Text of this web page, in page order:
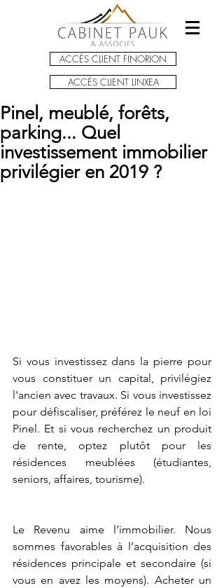
ACCÈS CLIENT FINORION
ACCÈS CLIENT LINXEA
Pinel, meublé, forêts,
parking... Quel
investissement immobilier
privilégier en 2019 ?
Si vous investissez dans la pierre pour
vous constituer un capital, privilégiez
l'ancien avec travaux. Si vous investissez
pour défiscaliser, préférez le neuf en loi
Pinel. Et si vous recherchez un produit
de rente, optez plutôt pour les
résidences meublées (étudiantes,
seniors, affaires, tourisme).
Le Revenu aime l’immobilier. Nous
sommes favorables à l’acquisition des
résidences principale et secondaire (si
vous en avez les moyens). Acheter un